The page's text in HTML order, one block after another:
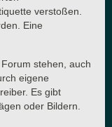
verstoßen.
Eine
stehen, auch
eigene
Es gibt
oder Bildern.